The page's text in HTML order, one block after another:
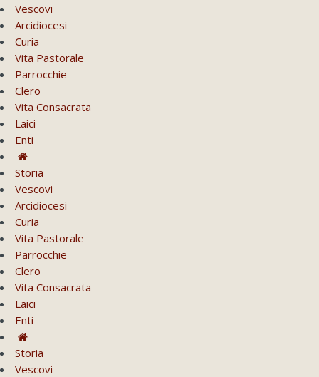
Vescovi
Arcidiocesi
Curia
Vita Pastorale
Parrocchie
Clero
Vita Consacrata
Laici
Enti
Storia
Vescovi
Arcidiocesi
Curia
Vita Pastorale
Parrocchie
Clero
Vita Consacrata
Laici
Enti
Storia
Vescovi